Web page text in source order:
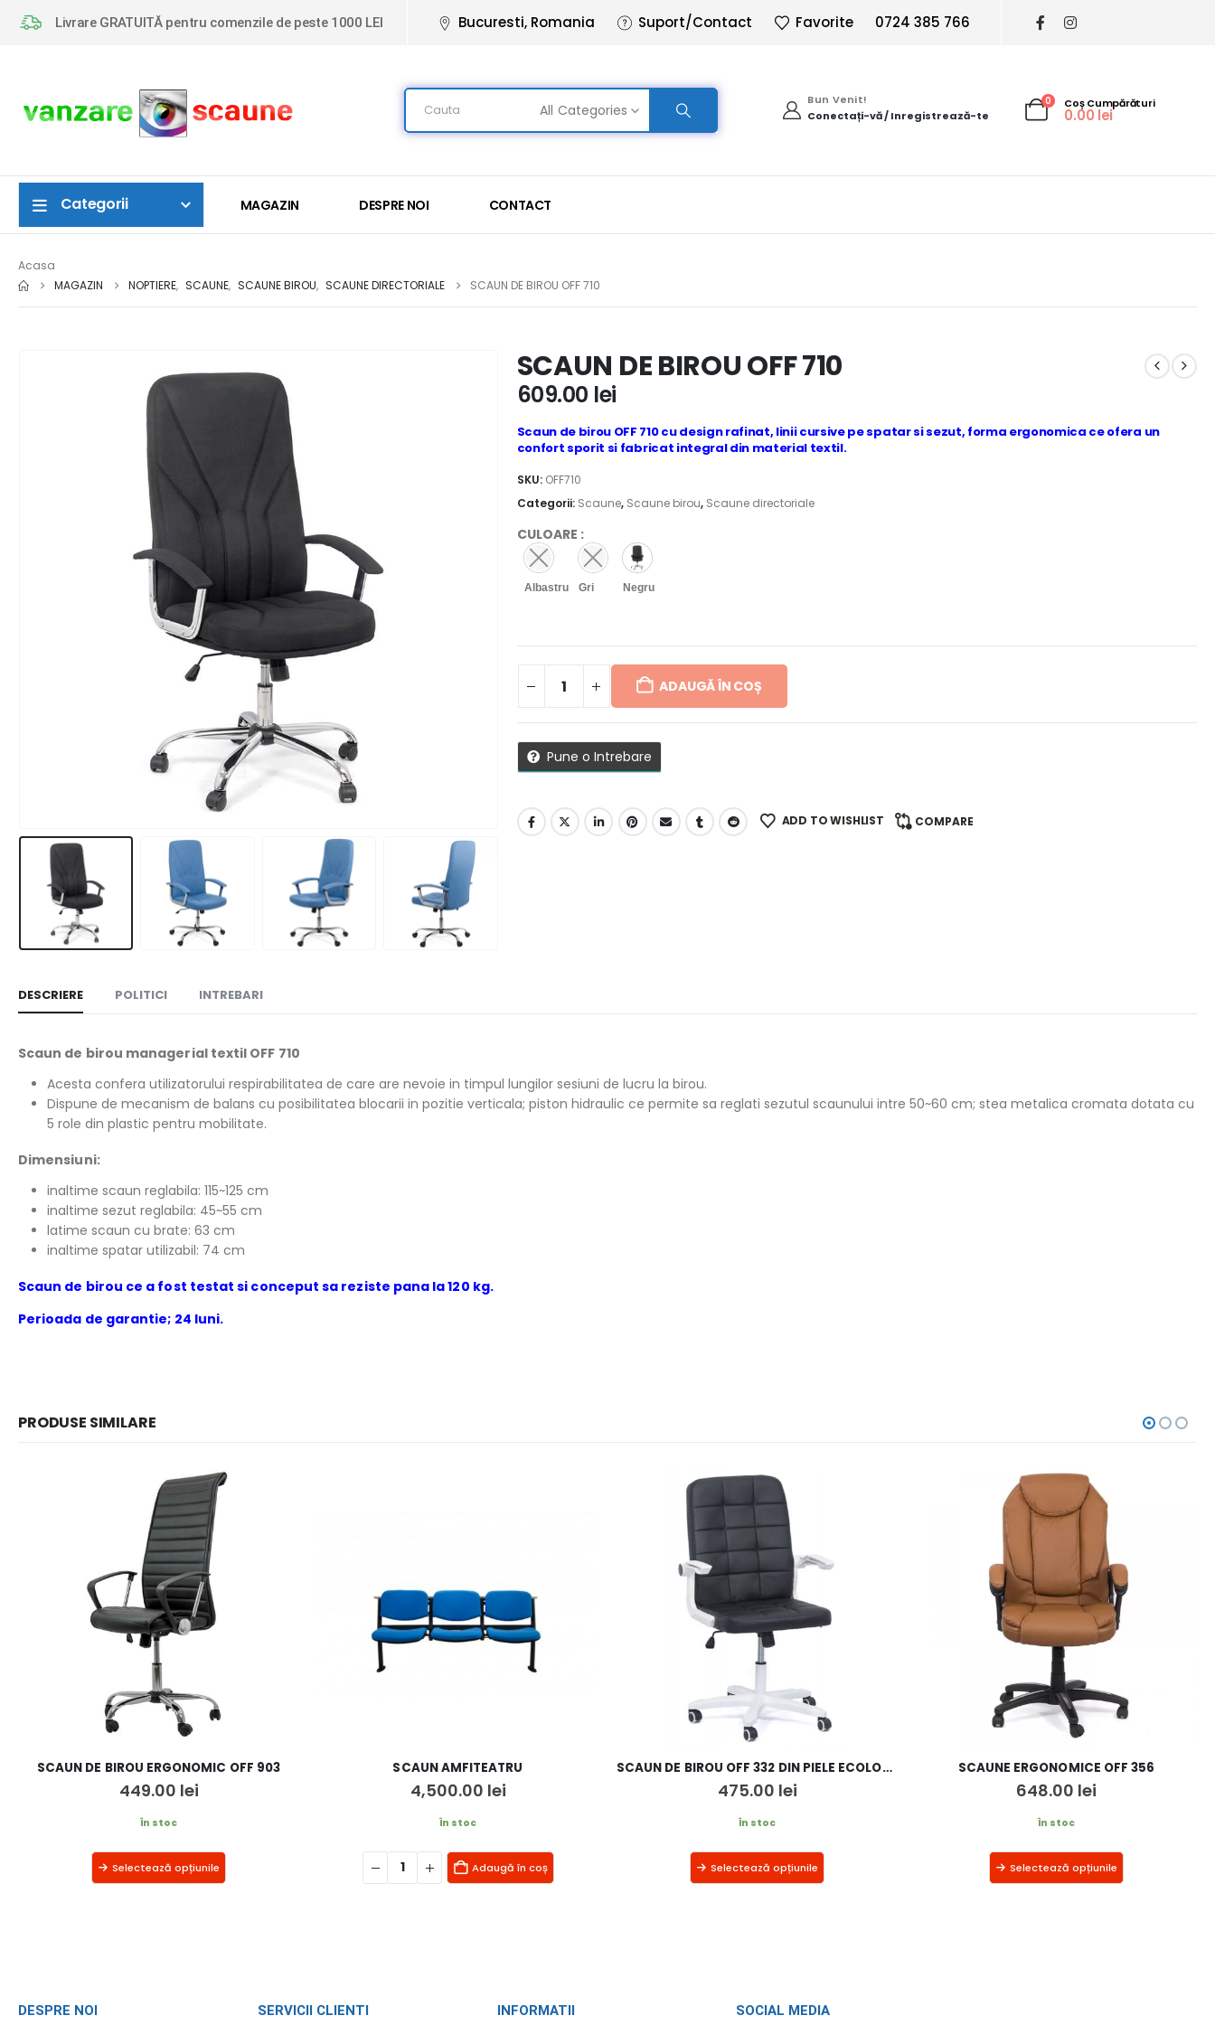
Livrare GRATUITĂ pentru comenzile de peste 1000 LEI Bucuresti, Romania Suport/Contact Favorite 0724 385 766
All Categories
Bun Venit!
Conectați-vă / Inregistrează-te
0 Coș Cumpărături
0.00 lei
Categorii MAGAZIN DESPRE NOI CONTACT
Acasa
MAGAZIN
NOPTIERE, SCAUNE, SCAUNE BIROU, SCAUNE DIRECTORIALE SCAUN DE BIROU OFF 710
SCAUN DE BIROU OFF 710
609.00 lei
Scaun de birou OFF 710 cu design rafinat, linii cursive pe spatar si sezut, forma ergonomica ce ofera un
confort sporit si fabricat integral din material textil.
SKU: OFF710
Categorii: Scaune, Scaune birou, Scaune directoriale
CULOARE :
Albastru Gri Negru
ADAUGĂ ÎN COȘ
Pune o Intrebare
ADD TO WISHLIST COMPARE
DESCRIERE POLITICI INTREBARI
Scaun de birou managerial textil OFF 710
Acesta confera utilizatorului respirabilitatea de care are nevoie in timpul lungilor sesiuni de lucru la birou.
Dispune de mecanism de balans cu posibilitatea blocarii in pozitie verticala; piston hidraulic ce permite sa reglati sezutul scaunului intre 50~60 cm; stea metalica cromata dotata cu
5 role din plastic pentru mobilitate.
Dimensiuni:
inaltime scaun reglabila: 115~125 cm
inaltime sezut reglabila: 45~55 cm
latime scaun cu brate: 63 cm
inaltime spatar utilizabil: 74 cm
Scaun de birou ce a fost testat si conceput sa reziste pana la 120 kg.
Perioada de garantie; 24 luni.
PRODUSE SIMILARE
SCAUN DE BIROU ERGONOMIC OFF 903
449.00 lei
În stoc
Selectează opțiunile
SCAUN AMFITEATRU
4,500.00 lei
În stoc
Adaugă în coș
SCAUN DE BIROU OFF 332 DIN PIELE ECOLOGICA
475.00 lei
În stoc
Selectează opțiunile
SCAUNE ERGONOMICE OFF 356
648.00 lei
În stoc
Selectează opțiunile
DESPRE NOI SERVICII CLIENTI INFORMATII SOCIAL MEDIA